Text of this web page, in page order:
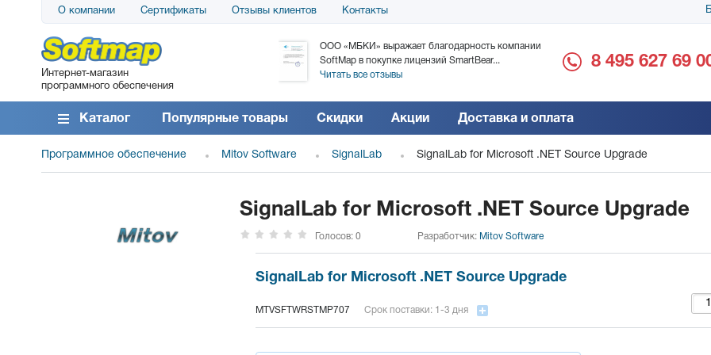
О компании Сертификаты Отзывы клиентов Контакты
Интернет-магазин
программного обеспечения
АО «АТС» благодарит компанию SoftMap за
поставку программного обеспечения SolarWinds
DameWare...
Читать все отзывы
ООО «МБКИ» выражает благодарность компании
SoftMap в покупке лицензий SmartBear...
Читать все отзывы
благодарность за
8 495 627 69
Каталог Популярные товары Скидки Акции Доставка и оплата
Программное обеспечение Mitov Software SignalLab SignalLab for Microsoft .NET Source Upgrade
SignalLab for Microsoft .NET Source Upgrade
Голосов: 0 Разработчик: Mitov Software
SignalLab for Microsoft .NET Source Upgrade
MTVSFTWRSTMP707 Срок поставки: 1-3 дня